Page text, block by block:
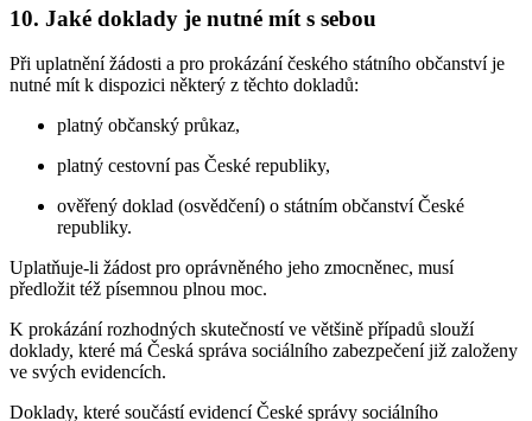
10. Jaké doklady je nutné mít s sebou
Při uplatnění žádosti a pro prokázání českého státního občanství je
nutné mít k dispozici některý z těchto dokladů:
platný občanský průkaz,
platný cestovní pas České republiky,
ověřený doklad (osvědčení) o státním občanství České
republiky.
Uplatňuje-li žádost pro oprávněného jeho zmocněnec, musí
předložit též písemnou plnou moc.
K prokázání rozhodných skutečností ve většině případů slouží
doklady, které má Česká správa sociálního zabezpečení již založeny
ve svých evidencích.
Doklady, které součástí evidencí České správy sociálního